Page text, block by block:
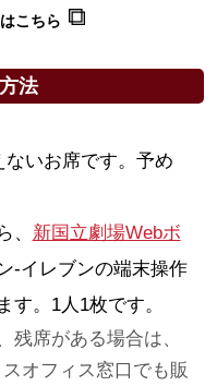
こちら
法
いお席です。予め
、 新国立劇場Webボ
-イレブンの端末操作
す。1人1枚です。
残席がある場合は、
オフィス窓口でも販